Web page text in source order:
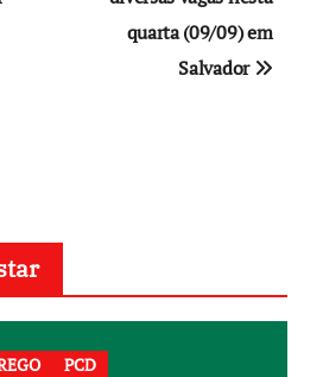
quarta (09/09) em
Salvador
PCD